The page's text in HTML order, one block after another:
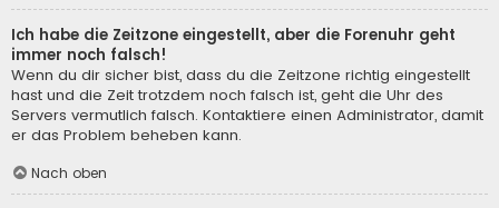
Ich habe die Zeitzone eingestellt, aber die Forenuhr geht
immer noch falsch!
Wenn du dir sicher bist, dass du die Zeitzone richtig eingestellt
hast und die Zeit trotzdem noch falsch ist, geht die Uhr des
Servers vermutlich falsch. Kontaktiere einen Administrator, damit
er das Problem beheben kann.
Nach oben